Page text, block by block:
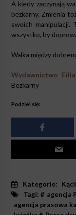
A kiedy zaczynają
bezkarny. Zmienia
swoich
wszystko, by
Walka między
Wydawnictwo Filia
Bezkarny
Podziel się:
Kategorie:
Tagi: # agencja
agencja prasowa